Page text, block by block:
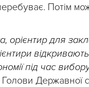
Потім
для
під час
Державної